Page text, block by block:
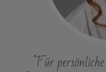
"Für